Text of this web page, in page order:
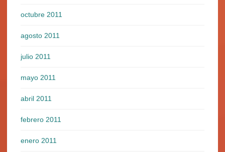
octubre 2011
agosto 2011
julio 2011
mayo 2011
abril 2011
febrero 2011
enero 2011